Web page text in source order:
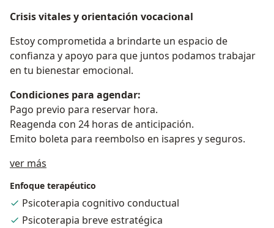
Crisis vitales y orientación vocacional
Estoy comprometida a brindarte un espacio de
confianza y apoyo para que juntos podamos trabajar
en tu bienestar emocional.
Condiciones para agendar:
Pago previo para reservar hora.
Reagenda con 24 horas de anticipación.
Emito boleta para reembolso en isapres y seguros.
ver más
Enfoque terapéutico
Psicoterapia cognitivo conductual
Psicoterapia breve estratégica